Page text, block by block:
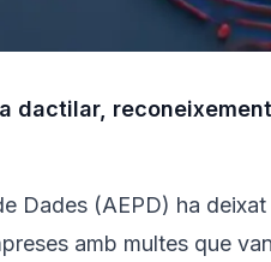
dactilar,
Dades (AEPD) ha
amb multes que